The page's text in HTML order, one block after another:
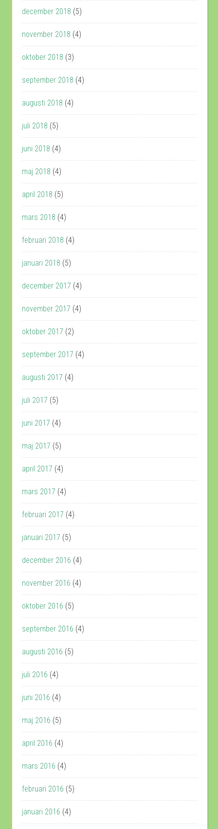
december 2018 (5)
november 2018 (4)
oktober 2018 (3)
september 2018 (4)
augusti 2018 (4)
juli 2018 (5)
juni 2018 (4)
maj 2018 (4)
april 2018 (5)
mars 2018 (4)
februari 2018 (4)
januari 2018 (5)
december 2017 (4)
november 2017 (4)
oktober 2017 (2)
september 2017 (4)
augusti 2017 (4)
juli 2017 (5)
juni 2017 (4)
maj 2017 (5)
april 2017 (4)
mars 2017 (4)
februari 2017 (4)
januari 2017 (5)
december 2016 (4)
november 2016 (4)
oktober 2016 (5)
september 2016 (4)
augusti 2016 (5)
juli 2016 (4)
juni 2016 (4)
maj 2016 (5)
april 2016 (4)
mars 2016 (4)
februari 2016 (5)
januari 2016 (4)